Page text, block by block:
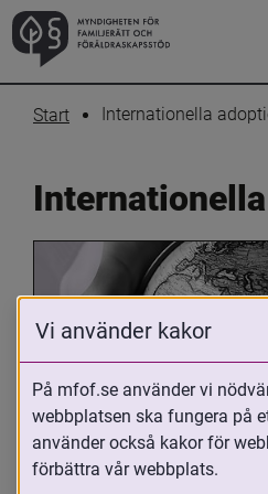
Start Internationella
Oavsett om du är
adoptivförälder eller
Vi använder kakor
På mfof.se använder vi
webbplatsen ska fungera på
använder också kakor för
förbättra vår webbplats.